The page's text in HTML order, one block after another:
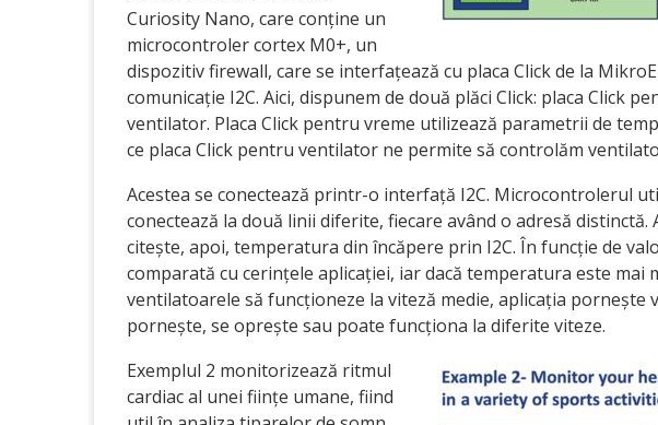
Curiosity Nano, care conține un
microcontroler cortex M0+, un
dispozitiv firewall, care se interfațează cu placa Click de la
comunicație I2C. Aici, dispunem de două plăci Click: placa Click
ventilator. Placa Click pentru vreme utilizează parametrii de
ce placa Click pentru ventilator ne permite să controlăm
Acestea se conectează printr-o interfață I2C. Microcontrolerul
conectează la două linii diferite, fiecare având o adresă distinctă.
citește, apoi, temperatura din încăpere prin I2C. În funcție de
comparată cu cerințele aplicației, iar dacă temperatura este mai
ventilatoarele să funcționeze la viteză medie, aplicația pornește
pornește, se oprește sau poate funcționa la diferite viteze.
Exemplul 2 monitorizează ritmul
cardiac al unei ființe umane, fiind